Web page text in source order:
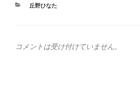
カ
丘野ひなた
コメントは受け付けていません。